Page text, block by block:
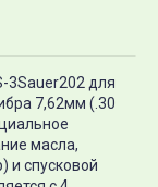
3Sauer202 для
7,62мм (.30
масла,
и спусковой